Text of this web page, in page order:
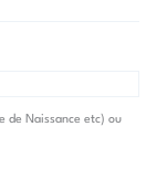
de Naissance etc) ou